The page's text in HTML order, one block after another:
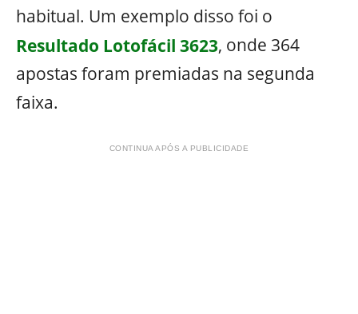
habitual. Um exemplo disso foi o
Resultado Lotofácil 3623, onde 364
apostas foram premiadas na segunda
faixa.
CONTINUA APÓS A PUBLICIDADE